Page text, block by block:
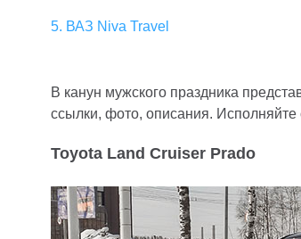
5. ВАЗ Niva Travel
В канун мужского праздника
ссылки, фото, описания.
Toyota Land Cruiser Prado